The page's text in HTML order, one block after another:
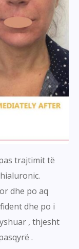
trajtimit të
dhe po aq
dhe po i
, thjesht
.